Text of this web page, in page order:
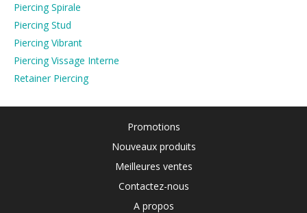
Piercing Spirale
Piercing Stud
Piercing Vibrant
Piercing Vissage Interne
Retainer Piercing
Promotions
Nouveaux produits
Meilleures ventes
Contactez-nous
A propos